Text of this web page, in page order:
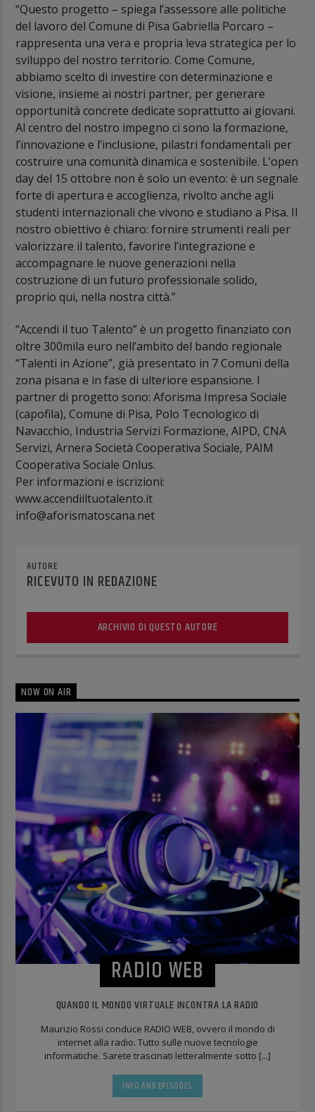
“Questo progetto – spiega l’assessore alle politiche
del lavoro del Comune di Pisa Gabriella Porcaro –
rappresenta una vera e propria leva strategica per lo
sviluppo del nostro territorio. Come Comune,
abbiamo scelto di investire con determinazione e
visione, insieme ai nostri partner, per generare
opportunità concrete dedicate soprattutto ai giovani.
Al centro del nostro impegno ci sono la formazione,
l’innovazione e l’inclusione, pilastri fondamentali per
costruire una comunità dinamica e sostenibile. L’open
day del 15 ottobre non è solo un evento: è un segnale
forte di apertura e accoglienza, rivolto anche agli
studenti internazionali che vivono e studiano a Pisa. Il
nostro obiettivo è chiaro: fornire strumenti reali per
valorizzare il talento, favorire l’integrazione e
accompagnare le nuove generazioni nella
costruzione di un futuro professionale solido,
proprio qui, nella nostra città.”
“Accendi il tuo Talento” è un progetto finanziato con
oltre 300mila euro nell’ambito del bando regionale
“Talenti in Azione”, già presentato in 7 Comuni della
zona pisana e in fase di ulteriore espansione. I
partner di progetto sono: Aforisma Impresa Sociale
(capofila), Comune di Pisa, Polo Tecnologico di
Navacchio, Industria Servizi Formazione, AIPD, CNA
Servizi, Arnera Società Cooperativa Sociale, PAIM
Cooperativa Sociale Onlus.
Per informazioni e iscrizioni:
www.accendiiltuotalento.it
info@aforismatoscana.net
AUTORE
RICEVUTO IN REDAZIONE
ARCHIVIO DI QUESTO AUTORE
NOW ON AIR
RADIO WEB
QUANDO IL MONDO VIRTUALE INCONTRA LA RADIO
Maurizio Rossi conduce RADIO WEB, ovvero il mondo di
internet alla radio. Tutto sulle nuove tecnologie
informatiche. Sarete trascinati letteralmente sotto [...]
INFO AND EPISODES